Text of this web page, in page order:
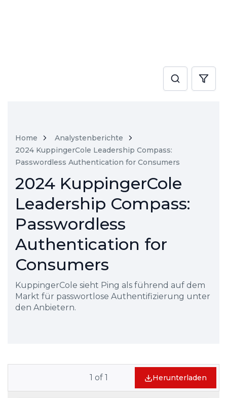
Home
Analystenberichte
2024 KuppingerCole Leadership Compass:
Passwordless Authentication for Consumers
2024 KuppingerCole
Leadership Compass:
Passwordless
Authentication for
Consumers
KuppingerCole sieht Ping als führend auf dem
Markt für passwortlose Authentifizierung unter
den Anbietern.
1 of 1 Herunterladen